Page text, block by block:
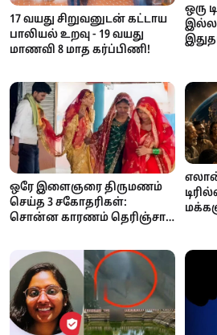
17 வயது சிறுவனுடன் கட்டாய
பாலியல் உறவு - 19 வயது
மாணவி 8 மாத கர்ப்பிணி!
ஒரு
ஒரே இளைஞரை திருமணம்
செய்த 3 சகோதரிகள்:
சொன்ன காரணம் தெரிஞ்சா